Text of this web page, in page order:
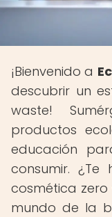
¡Bienvenido a
descubrir un
waste!
productos
educación
consumir.
cosmética
mundo de la